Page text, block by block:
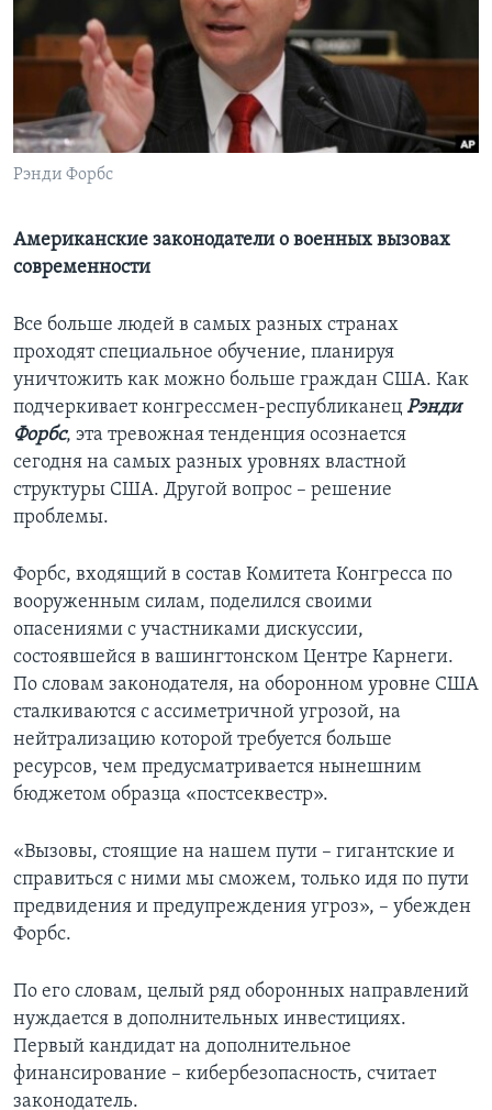
Learning English
СОЦИАЛЬНЫЕ СЕТИ
Рэнди Форбс
Американские законодатели о военных вызовах
современности
Все больше людей в самых разных странах
проходят специальное обучение, планируя
уничтожить как можно больше граждан США. Как
подчеркивает конгрессмен-республиканец Рэнди
Форбс, эта тревожная тенденция осознается
сегодня на самых разных уровнях властной
структуры США. Другой вопрос – решение
проблемы.
Форбс, входящий в состав Комитета Конгресса по
вооруженным силам, поделился своими
опасениями с участниками дискуссии,
состоявшейся в вашингтонском Центре Карнеги.
По словам законодателя, на оборонном уровне США
сталкиваются с ассиметричной угрозой, на
нейтрализацию которой требуется больше
ресурсов, чем предусматривается нынешним
бюджетом образца «постсеквестр».
«Вызовы, стоящие на нашем пути – гигантские и
справиться с ними мы сможем, только идя по пути
предвидения и предупреждения угроз», – убежден
Форбс.
По его словам, целый ряд оборонных направлений
нуждается в дополнительных инвестициях.
Первый кандидат на дополнительное
финансирование – кибербезопасность, считает
законодатель.